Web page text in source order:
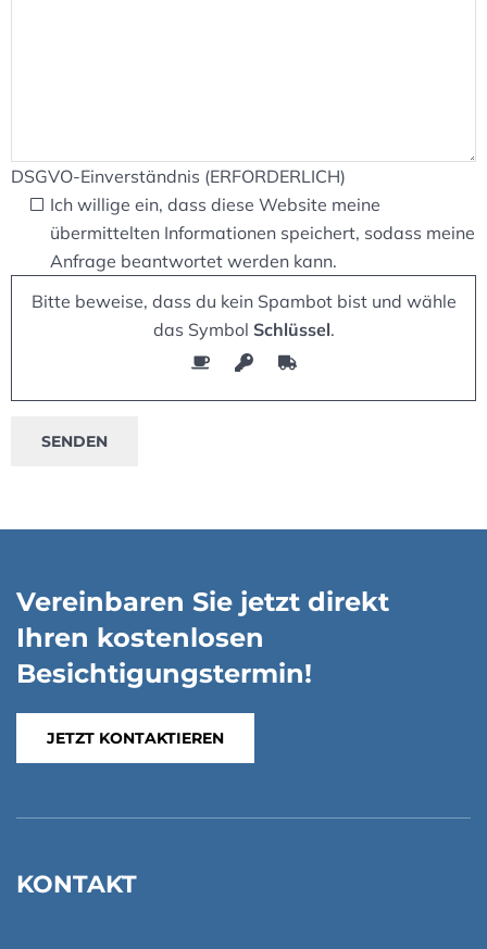
DSGVO-Einverständnis (ERFORDERLICH)
Ich willige ein, dass diese Website meine
übermittelten Informationen speichert, sodass meine
Anfrage beantwortet werden kann.
Bitte beweise, dass du kein Spambot bist und wähle
das Symbol Schlüssel.
Vereinbaren Sie jetzt direkt
Ihren kostenlosen
Besichtigungstermin!
JETZT KONTAKTIEREN
KONTAKT